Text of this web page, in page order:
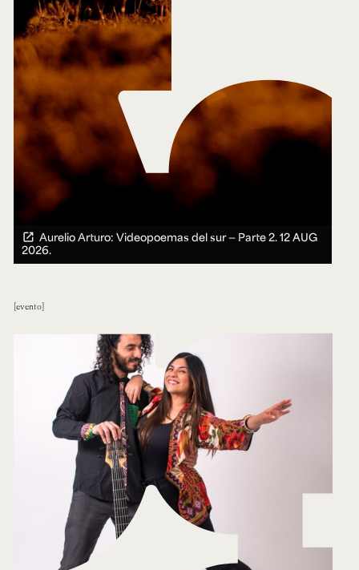
Aurelio Arturo: Videopoemas del sur — Parte 2.12 AUG
2026.
evento